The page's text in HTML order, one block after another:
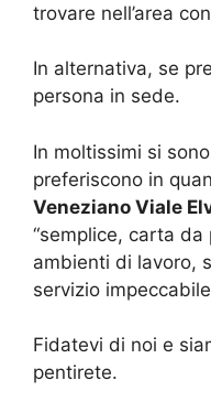
trovare nell’area
In alternativa, se
persona in sede.
In moltissimi si
preferiscono in
Veneziano Viale
“semplice, carta
ambienti di lavoro,
servizio
Fidatevi di noi e
pentirete.